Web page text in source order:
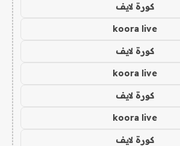
كورة لايف
koora live
كورة لايف
koora live
كورة لايف
koora live
كورة لايف